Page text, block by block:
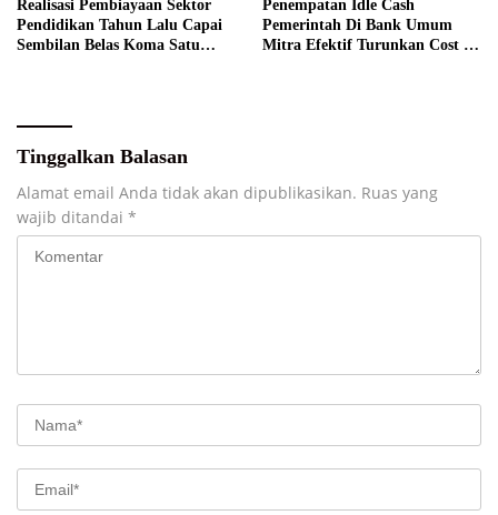
Realisasi Pembiayaan Sektor
Pendidikan Tahun Lalu Capai
Sembilan Belas Koma Satu
Penempatan Idle Cash
Pemerintah Di Bank Umum
Mitra Efektif Turunkan Cost Of
Tinggalkan Balasan
Alamat email Anda tidak akan dipublikasikan. Ruas yang
wajib ditandai *